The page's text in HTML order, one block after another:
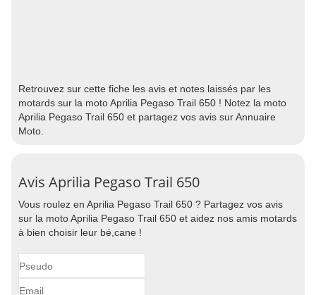
Retrouvez sur cette fiche les avis et notes laissés par les
motards sur la moto Aprilia Pegaso Trail 650 ! Notez la moto
Aprilia Pegaso Trail 650 et partagez vos avis sur Annuaire
Moto.
Avis Aprilia Pegaso Trail 650
Vous roulez en Aprilia Pegaso Trail 650 ? Partagez vos avis
sur la moto Aprilia Pegaso Trail 650 et aidez nos amis motards
à bien choisir leur bé,cane !